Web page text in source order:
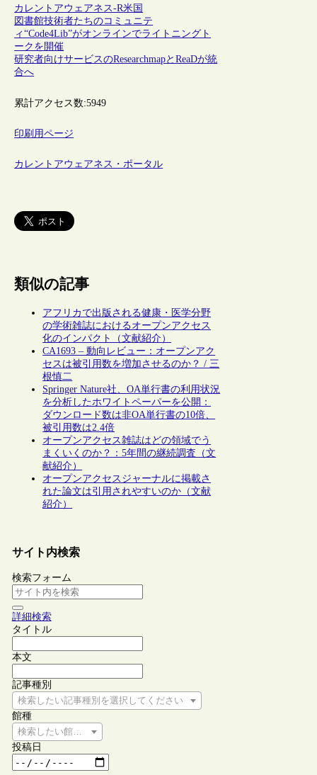
カレントアウェアネス-R米国
図書館技術者たちのコミュニテ
ィ“Code4Lib”がオンラインでライトニングト
ークを開催
研究者向けサービスのResearchmapとReaDが統
合へ
累計アクセス数:5949
印刷用ページ
カレントアウェアネス・ポータル
類似の記事
アフリカで出版される健康・医学分野
の学術雑誌におけるオープンアクセス
化のインパクト（文献紹介）
CA1693 – 動向レビュー：オープンアク
セスは被引用数を増加させるのか？ / 三
根慎二
Springer Nature社、OA単行書の利用状況
を分析したホワイトペーパーを公開：
ダウンロード数は非OA単行書の10倍、
被引用数は2.4倍
オープンアクセス雑誌はどの領域でう
まくいくのか？：5年間の継続調査（文
献紹介）
オープンアクセスジャーナルに掲載さ
れた論文は引用されやすいのか（文献
紹介）
サイト内検索
検索フォーム
詳細検索
タイトル
本文
記事種別
検索したい記事種別を選択してください
館種
検索したい館種を選択してください
投稿日